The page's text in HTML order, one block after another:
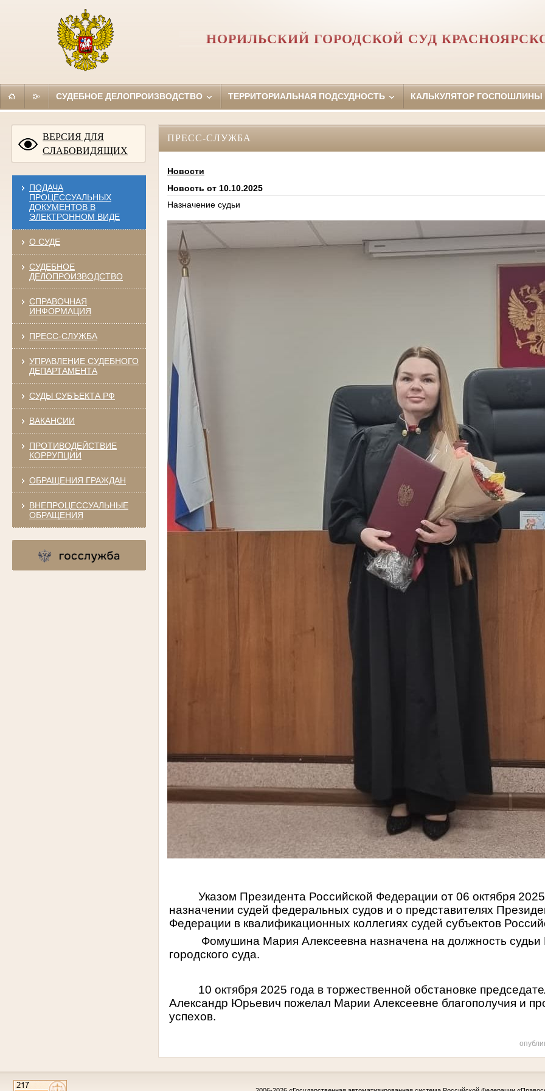
НОРИЛЬСКИЙ ГОРОДСКОЙ СУД
СУДЕБНОЕ ДЕЛОПРОИЗВОДСТВО ТЕРРИТОРИАЛЬНАЯ ПОДСУДНОСТЬ КАЛЬКУЛЯТОР ГОСПОШЛИНЫ
ВЕРСИЯ ДЛЯ
СЛАБОВИДЯЩИХ
ПОДАЧА
ПРОЦЕССУАЛЬНЫХ
ДОКУМЕНТОВ В
ЭЛЕКТРОННОМ ВИДЕ
О СУДЕ
СУДЕБНОЕ
ДЕЛОПРОИЗВОДСТВО
СПРАВОЧНАЯ
ИНФОРМАЦИЯ
ПРЕСС-СЛУЖБА
УПРАВЛЕНИЕ СУДЕБНОГО
ДЕПАРТАМЕНТА
СУДЫ СУБЪЕКТА РФ
ВАКАНСИИ
ПРОТИВОДЕЙСТВИЕ
КОРРУПЦИИ
ОБРАЩЕНИЯ ГРАЖДАН
ВНЕПРОЦЕССУАЛЬНЫЕ
ОБРАЩЕНИЯ
ПРЕСС-СЛУЖБА
Новости
Новость от 10.10.2025
Назначение судьи
Указом Президента Российской Федерации от 06 октября
назначении судей федеральных судов и о представителях
Федерации в квалификационных коллегиях судей субъектов
Фомушина Мария Алексеевна назначена на должность судьи
городского суда.
10 октября 2025 года в торжественной обстановке
Александр Юрьевич пожелал Марии Алексеевне благополучия и
успехов.